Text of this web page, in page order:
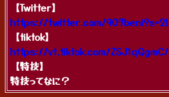
【Twitter】
https://twitter.com/907beni?s=21
【tiktok】
https://vt.tiktok.com/ZSJ1qQgmC/
【特技】
特技ってなに？